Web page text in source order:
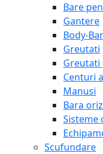
Bare
Gantere
Body-Bar
Greutati
Centuri
Manusi
Bara
Sisteme
Scufundare